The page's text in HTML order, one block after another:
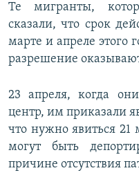
Те мигранты,
сказали, что срок
марте и апреле этого
разрешение
23 апреля, когда
центр, им приказали
что нужно явиться 21
могут быть
причине отсутствия